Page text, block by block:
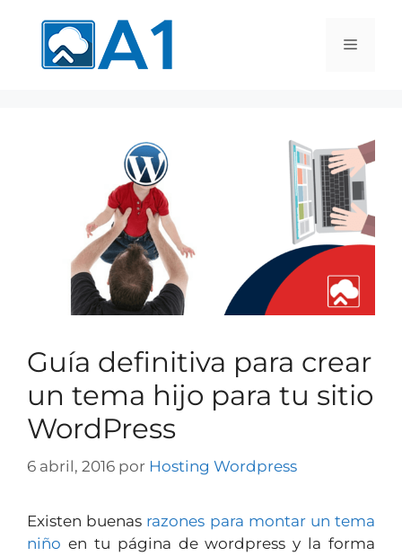
Guía definitiva para crear
un tema hijo para tu sitio
WordPress
6 abril, 2016 por Hosting Wordpress
Existen buenas razones para montar un tema
niño en tu página de wordpress y la forma